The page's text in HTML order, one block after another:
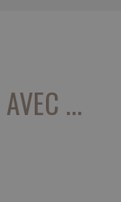
AVEC ...